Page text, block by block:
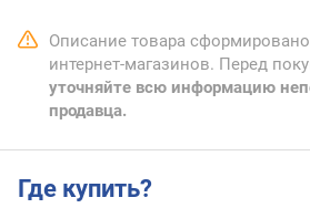
Описание товара
интернет-магазинов. Перед
уточняйте всю информацию
продавца.
Где купить?